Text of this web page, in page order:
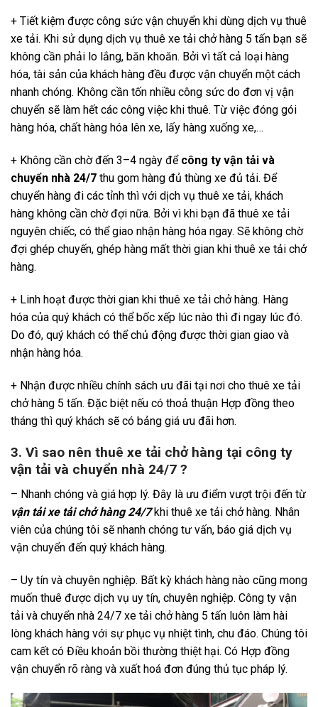
+ Tiết kiệm được công sức vận chuyển khi dùng dịch vụ thuê
xe tải. Khi sử dụng dịch vụ thuê xe tải chở hàng 5 tấn bạn sẽ
không cần phải lo lắng, băn khoăn. Bởi vì tất cả loại hàng
hóa, tài sản của khách hàng đều được vận chuyển một cách
nhanh chóng. Không cần tốn nhiều công sức do đơn vị vận
chuyển sẽ làm hết các công việc khi thuê. Từ việc đóng gói
hàng hóa, chất hàng hóa lên xe, lấy hàng xuống xe,…
+ Không cần chờ đến 3–4 ngày để công ty vận tải và
chuyển nhà 24/7 thu gom hàng đủ thùng xe đủ tải. Để
chuyển hàng đi các tỉnh thì với dịch vụ thuê xe tải, khách
hàng không cần chờ đợi nữa. Bởi vì khi bạn đã thuê xe tải
nguyên chiếc, có thể giao nhận hàng hóa ngay. Sẽ không chờ
đợi ghép chuyến, ghép hàng mất thời gian khi thuê xe tải chở
hàng.
+ Linh hoạt được thời gian khi thuê xe tải chở hàng. Hàng
hóa của quý khách có thể bốc xếp lúc nào thì đi ngay lúc đó.
Do đó, quý khách có thể chủ động được thời gian giao và
nhận hàng hóa.
+ Nhận được nhiều chính sách ưu đãi tại nơi cho thuê xe tải
chở hàng 5 tấn. Đặc biệt nếu có thoả thuận Hợp đồng theo
tháng thì quý khách sẽ có bảng giá ưu đãi hơn.
3. Vì sao nên thuê xe tải chở hàng tại công ty
vận tải và chuyển nhà 24/7 ?
– Nhanh chóng và giá hợp lý. Đây là ưu điểm vượt trội đến từ
vận tải xe tải chở hàng 24/7 khi thuê xe tải chở hàng. Nhân
viên của chúng tôi sẽ nhanh chóng tư vấn, báo giá dịch vụ
vận chuyển đến quý khách hàng.
– Uy tín và chuyên nghiệp. Bất kỳ khách hàng nào cũng mong
muốn thuê được dịch vụ uy tín, chuyên nghiệp. Công ty vận
tải và chuyển nhà 24/7 xe tải chở hàng 5 tấn luôn làm hài
lòng khách hàng với sự phục vụ nhiệt tình, chu đáo. Chúng tôi
cam kết có Điều khoản bồi thường thiệt hại. Có Hợp đồng
vận chuyển rõ ràng và xuất hoá đơn đúng thủ tục pháp lý.